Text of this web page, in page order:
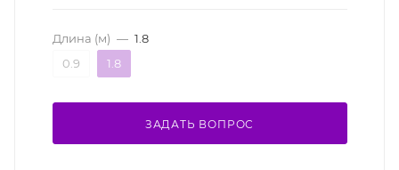
Длина (м) — 1.8
0.9
1.8
ЗАДАТЬ ВОПРОС